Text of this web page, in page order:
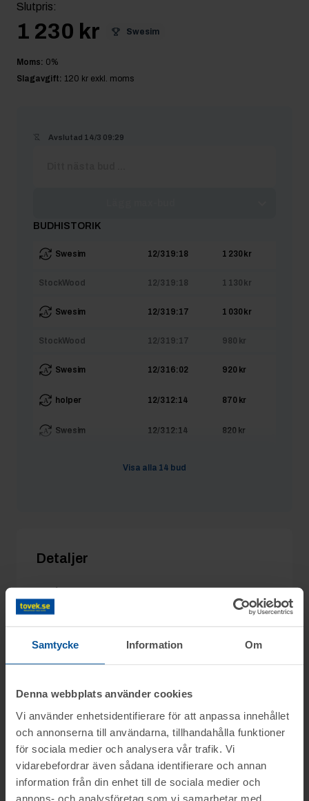
Samtycke Information Om
Denna webbplats använder cookies
Vi använder enhetsidentifierare för att anpassa innehållet
och annonserna till användarna, tillhandahålla funktioner
för sociala medier och analysera vår trafik. Vi
vidarebefordrar även sådana identifierare och annan
information från din enhet till de sociala medier och
annons- och analysföretag som vi samarbetar med.
Slutpris:
1 230 kr Swesim
Moms: 0%
Slagavgift: 120 kr exkl. moms
Avslutad 14/3 09:29
BUDHISTORIK
Swesim 12/3 19:18 1 230 kr
StockWood 12/3 19:18 1 130 kr
Swesim 12/3 19:17 1 030 kr
StockWood 12/3 19:17 980 kr
Swesim 12/3 16:02 920 kr
holper 12/3 12:14 870 kr
Swesim 12/3 12:14 820 kr
Visa alla 14 bud
Detaljer
Moms:
På Samlingsauktion i Tuna Hästberg säljs
diverse objekt från konkurser, företag m.m.
genom nätauktion på www.tovek.se, med
Frågor
Olof mob.nr: 070-5258040